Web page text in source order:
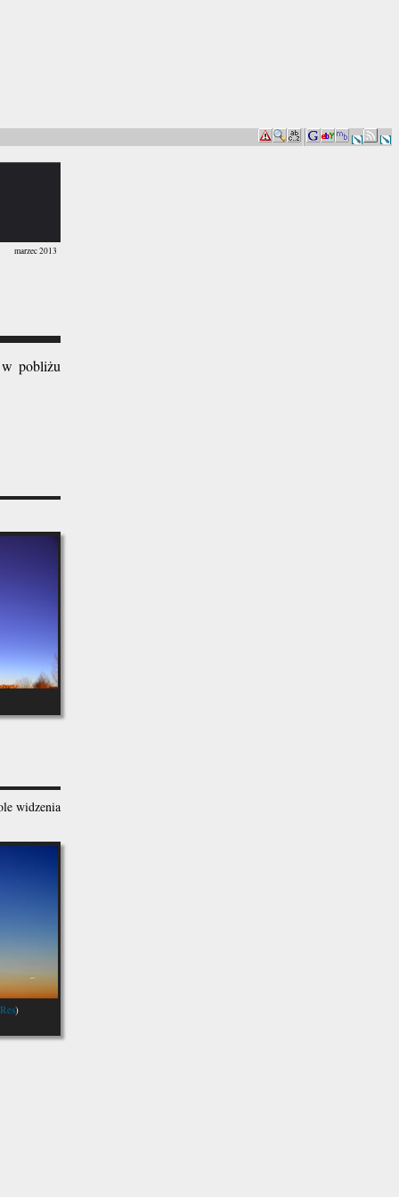
marzec 2013
pobliżu
widzenia
)